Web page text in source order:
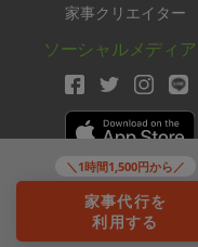
＼1時間1,500円から／
家事代行を
利用する
家事クリエイター
ソーシャルメディア